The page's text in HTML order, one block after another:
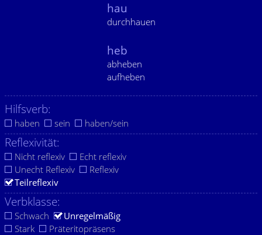
hau
durchhauen
heb
abheben
aufheben
Hilfsverb:
haben sein haben/sein
Reflexivität:
Nicht reflexiv
Echt reflexiv
Unecht Reflexiv
Reflexiv
Teilreflexiv
Verbklasse:
Schwach
Unregelmäßig
Stark
Präteritopräsens